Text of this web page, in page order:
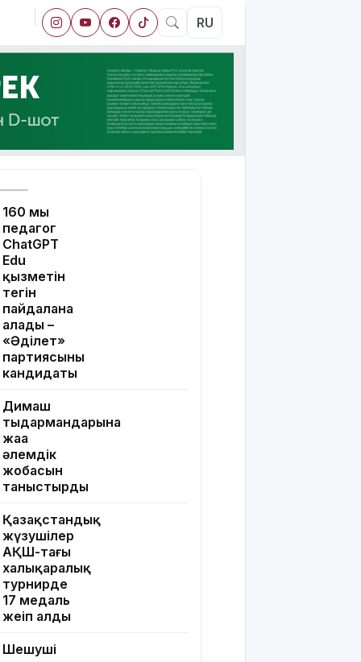
RU
160 мың
педагог
ChatGPT
Edu
қызметін
тегін
пайдалана
алады –
«Әділет»
партиясының
кандидаты
Димаш
тыңдармандарына
жаңа
әлемдік
жобасын
таныстырды
Қазақстандық
жүзушілер
АҚШ-тағы
халықаралық
турнирде
17 медаль
жеңіп алды
Шешуші